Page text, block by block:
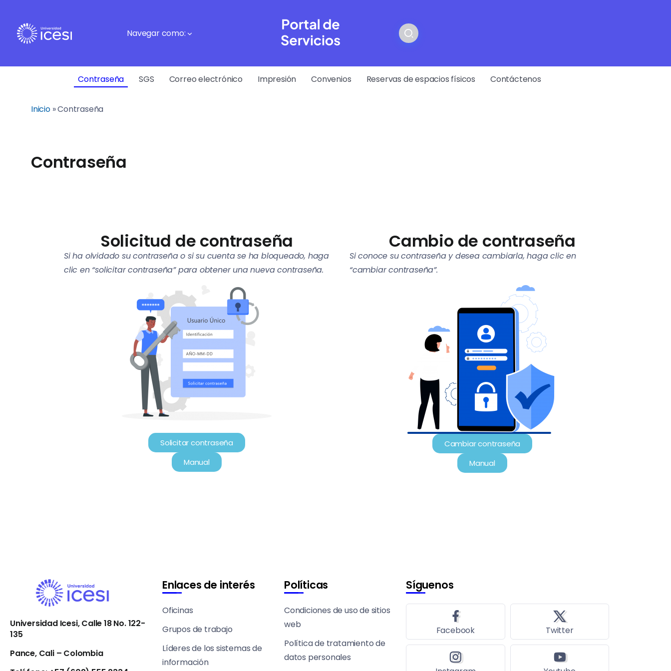
Navegar como:
Contraseña SGS Correo electrónico Impresión Convenios Reservas de espacios físicos Contáctenos
Inicio»Contraseña
Contraseña
Solicitud de contraseña
Si ha olvidado su contraseña o si su cuenta se ha bloqueado, haga
clic en “solicitar contraseña” para obtener una nueva contraseña.
Solicitar contraseña
Manual
Cambio de contraseña
Si conoce su contraseña y desea cambiarla, haga clic en
“cambiar contraseña”.
Cambiar contraseña
Manual
Universidad Icesi, Calle 18 No. 122-
135
Pance, Cali – Colombia
Enlaces de interés
Oficinas
Grupos de trabajo
Líderes de los sistemas de
información
Políticas
Condiciones de uso de sitios
web
Política de tratamiento de
datos personales
Síguenos
Facebook Twitter